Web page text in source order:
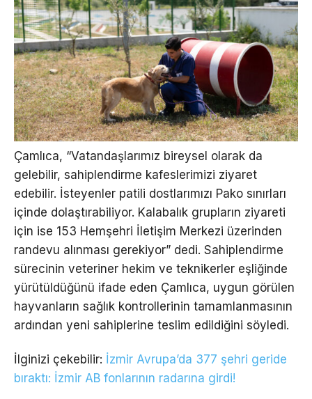
Çamlıca, “Vatandaşlarımız bireysel olarak da
gelebilir, sahiplendirme kafeslerimizi ziyaret
edebilir. İsteyenler patili dostlarımızı Pako sınırları
içinde dolaştırabiliyor. Kalabalık grupların ziyareti
için ise 153 Hemşehri İletişim Merkezi üzerinden
randevu alınması gerekiyor” dedi. Sahiplendirme
sürecinin veteriner hekim ve teknikerler eşliğinde
yürütüldüğünü ifade eden Çamlıca, uygun görülen
hayvanların sağlık kontrollerinin tamamlanmasının
ardından yeni sahiplerine teslim edildiğini söyledi.
İlginizi çekebilir: İzmir Avrupa’da 377 şehri geride
bıraktı: İzmir AB fonlarının radarına girdi!